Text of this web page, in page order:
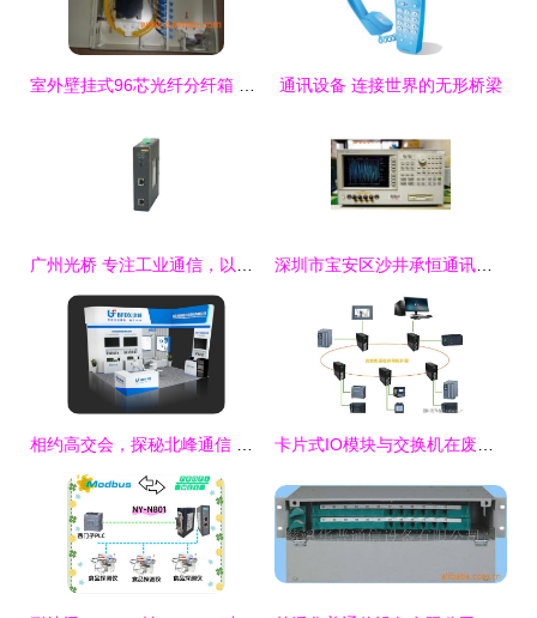
通讯设备 连接世界的无形桥梁